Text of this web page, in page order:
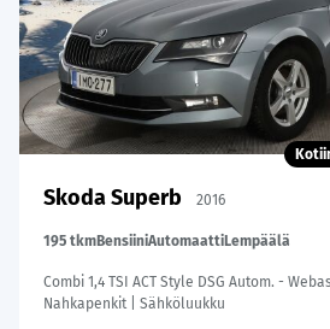
Skoda Superb 2016
195 tkmBensiiniAutomaattiLempäälä
Combi 1,4 TSI ACT Style DSG Autom. -
Nahkapenkit | Sähköluukku